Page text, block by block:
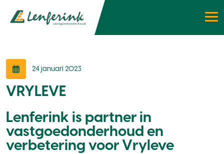
24 januari 2023
VRYLEVE
Lenferink is partner in
vastgoedonderhoud en
verbetering voor Vryleve